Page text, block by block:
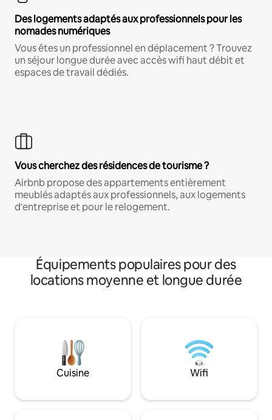
Des logements adaptés aux professionnels pour les
nomades numériques
Vous êtes un professionnel en déplacement ? Trouvez
un séjour longue durée avec accès wifi haut débit et
espaces de travail dédiés.
Vous cherchez des résidences de tourisme ?
Airbnb propose des appartements entièrement
meublés adaptés aux professionnels, aux logements
d'entreprise et pour le relogement.
Équipements populaires pour des
locations moyenne et longue durée
Cuisine Wifi